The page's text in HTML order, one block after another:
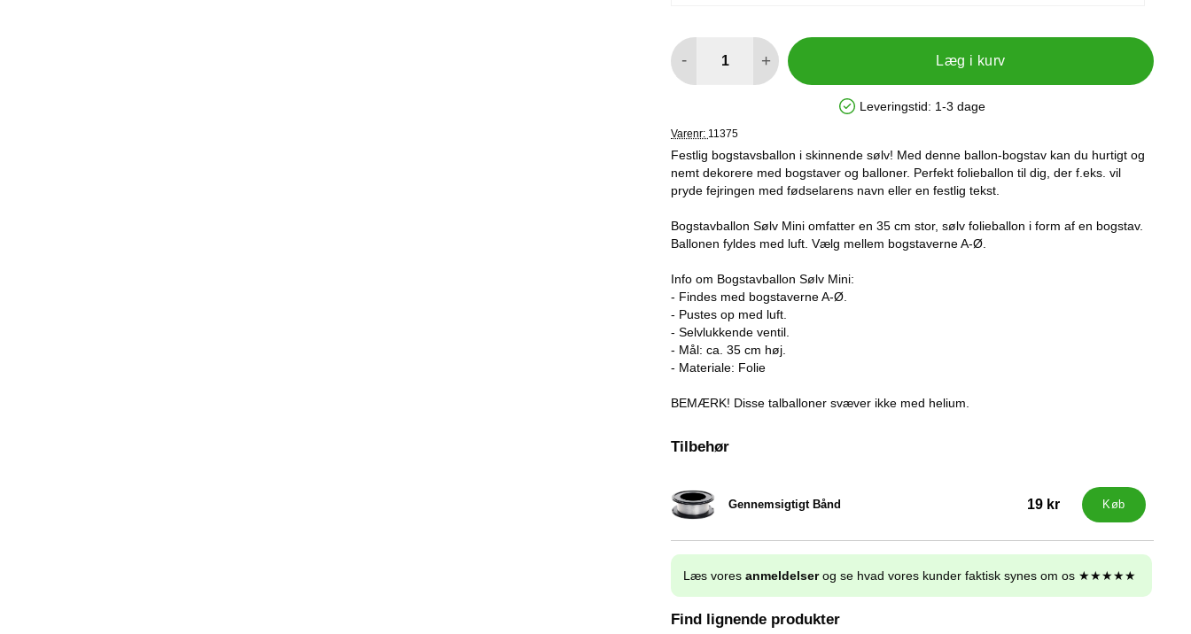
- + Læg i kurv
Produkttilgængelighed: På lager
Leveringstid: 1-3 dage
Varenr: 11375
Festlig bogstavsballon i skinnende sølv! Med denne ballon-bogstav kan du hurtigt og
nemt dekorere med bogstaver og balloner. Perfekt folieballon til dig, der f.eks. vil
pryde fejringen med fødselarens navn eller en festlig tekst.
Bogstavballon Sølv Mini omfatter en 35 cm stor, sølv folieballon i form af en bogstav.
Ballonen fyldes med luft. Vælg mellem bogstaverne A-Ø.
Info om Bogstavballon Sølv Mini:
- Findes med bogstaverne A-Ø.
- Pustes op med luft.
- Selvlukkende ventil.
- Mål: ca. 35 cm høj.
- Materiale: Folie
BEMÆRK! Disse talballoner svæver ikke med helium.
Tilbehør
Gennemsigtigt Bånd
Varenr 32222 19 kr Køb
Læs vores anmeldelserog se hvad vores kunder faktisk synes om os ★★★★★
Find lignende produkter